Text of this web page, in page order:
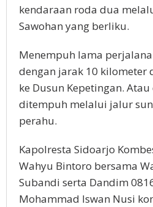
kendaraan roda dua
Sawohan yang berliku.
Menempuh lama
dengan jarak 10 kilometer
ke Dusun Kepetingan.
ditempuh melalui jalur
perahu.
Kapolresta Sidoarjo
Wahyu Bintoro bersama
Subandi serta Dandim
Mohammad Iswan Nusi